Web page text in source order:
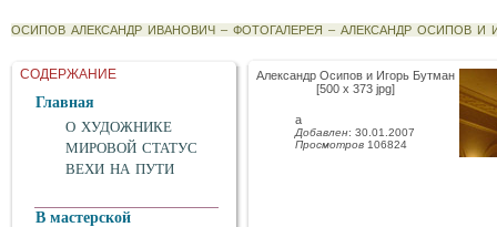
ОСИПОВ АЛЕКСАНДР ИВАНОВИЧ – ФОТОГАЛЕРЕЯ – АЛЕКСАНДР ОСИПОВ И
СОДЕРЖАНИЕ
Главная
О ХУДОЖНИКЕ
МИРОВОЙ СТАТУС
ВЕХИ НА ПУТИ
В мастерской
Александр Осипов и Игорь Бутман
[500 x 373 jpg]
а
Добавлен: 30.01.2007
Просмотров 106824